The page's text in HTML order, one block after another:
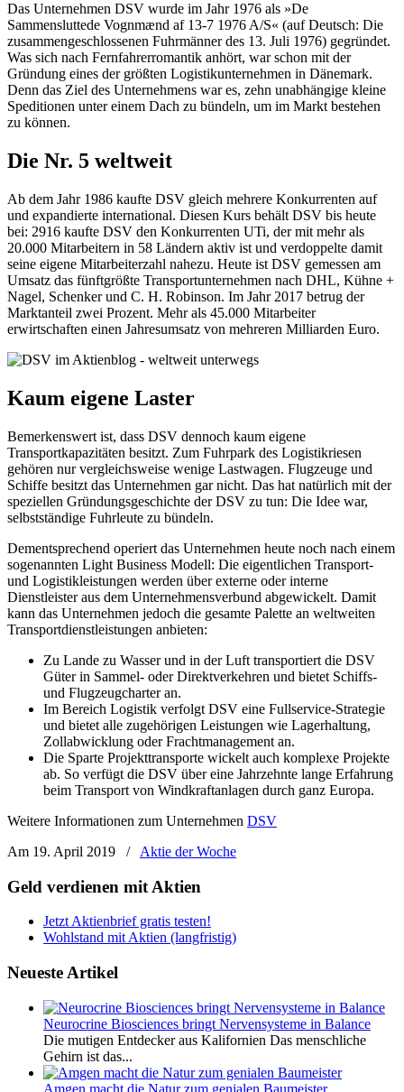
Das Unternehmen DSV wurde im Jahr 1976 als »De
Sammensluttede Vognmænd af 13-7 1976 A/S« (auf Deutsch: Die
zusammengeschlossenen Fuhrmänner des 13. Juli 1976) gegründet.
Was sich nach Fernfahrerromantik anhört, war schon mit der
Gründung eines der größten Logistikunternehmen in Dänemark.
Denn das Ziel des Unternehmens war es, zehn unabhängige kleine
Speditionen unter einem Dach zu bündeln, um im Markt bestehen
zu können.
Die Nr. 5 weltweit
Ab dem Jahr 1986 kaufte DSV gleich mehrere Konkurrenten auf
und expandierte international. Diesen Kurs behält DSV bis heute
bei: 2916 kaufte DSV den Konkurrenten UTi, der mit mehr als
20.000 Mitarbeitern in 58 Ländern aktiv ist und verdoppelte damit
seine eigene Mitarbeiterzahl nahezu. Heute ist DSV gemessen am
Umsatz das fünftgrößte Transportunternehmen nach DHL, Kühne +
Nagel, Schenker und C. H. Robinson. Im Jahr 2017 betrug der
Marktanteil zwei Prozent. Mehr als 45.000 Mitarbeiter
erwirtschaften einen Jahresumsatz von mehreren Milliarden Euro.
Kaum eigene Laster
Bemerkenswert ist, dass DSV dennoch kaum eigene
Transportkapazitäten besitzt. Zum Fuhrpark des Logistikriesen
gehören nur vergleichsweise wenige Lastwagen. Flugzeuge und
Schiffe besitzt das Unternehmen gar nicht. Das hat natürlich mit der
speziellen Gründungsgeschichte der DSV zu tun: Die Idee war,
selbstständige Fuhrleute zu bündeln.
Dementsprechend operiert das Unternehmen heute noch nach einem
sogenannten Light Business Modell: Die eigentlichen Transport-
und Logistikleistungen werden über externe oder interne
Dienstleister aus dem Unternehmensverbund abgewickelt. Damit
kann das Unternehmen jedoch die gesamte Palette an weltweiten
Transportdienstleistungen anbieten:
Zu Lande zu Wasser und in der Luft transportiert die DSV
Güter in Sammel- oder Direktverkehren und bietet Schiffs-
und Flugzeugcharter an.
Im Bereich Logistik verfolgt DSV eine Fullservice-Strategie
und bietet alle zugehörigen Leistungen wie Lagerhaltung,
Zollabwicklung oder Frachtmanagement an.
Die Sparte Projekttransporte wickelt auch komplexe Projekte
ab. So verfügt die DSV über eine Jahrzehnte lange Erfahrung
beim Transport von Windkraftanlagen durch ganz Europa.
Weitere Informationen zum Unternehmen DSV
Am 19. April 2019
/ Aktie der Woche
Geld verdienen mit Aktien
Jetzt Aktienbrief gratis testen!
Wohlstand mit Aktien (langfristig)
Neueste Artikel
Neurocrine Biosciences bringt Nervensysteme in Balance
Die mutigen Entdecker aus Kalifornien Das menschliche
Gehirn ist das...
Amgen macht die Natur zum genialen Baumeister